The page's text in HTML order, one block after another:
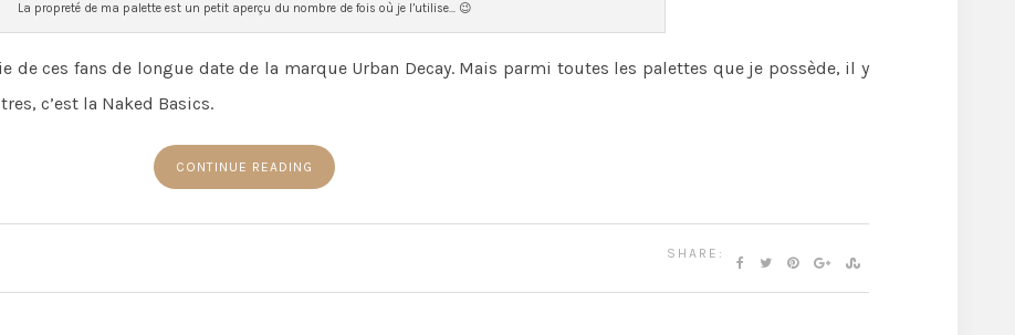
La propreté de ma palette est un petit aperçu du nombre de fois où je l’utilise… 😉
de ces fans de longue date de la marque Urban Decay. Mais parmi toutes les palettes que je possède, il y
c’est la Naked Basics.
CONTINUE READING
SHARE: